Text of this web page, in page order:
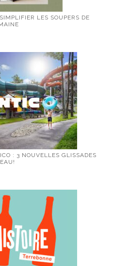
LES SOUPERS DE
: 3 NOUVELLES GLISSADES